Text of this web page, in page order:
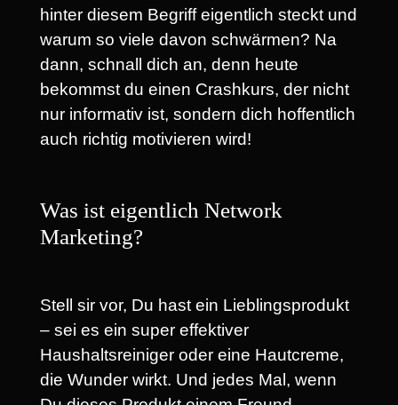
hinter diesem Begriff eigentlich steckt und
warum so viele davon schwärmen? Na
dann, schnall dich an, denn heute
bekommst du einen Crashkurs, der nicht
nur informativ ist, sondern dich hoffentlich
auch richtig motivieren wird!
Was ist eigentlich Network
Marketing?
Stell sir vor, Du hast ein Lieblingsprodukt
– sei es ein super effektiver
Haushaltsreiniger oder eine Hautcreme,
die Wunder wirkt. Und jedes Mal, wenn